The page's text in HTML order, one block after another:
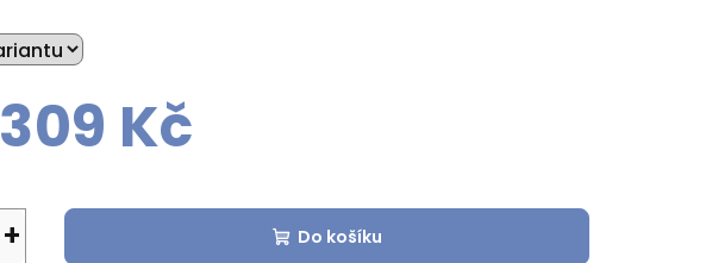
309 Kč
+ Do košíku